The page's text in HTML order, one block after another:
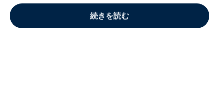
続きを読む